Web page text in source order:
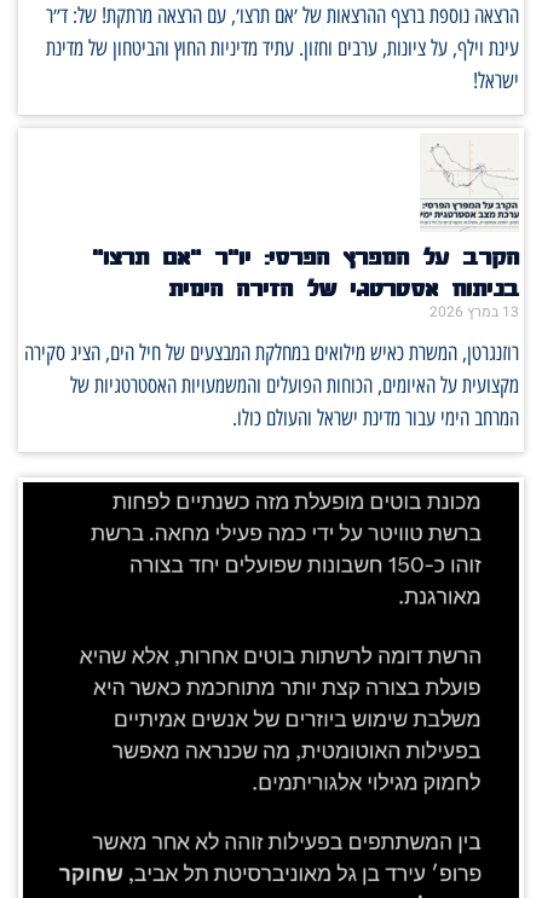
הרצאה נוספת ברצף ההרצאות של ׳אם תרצו׳, עם הרצאה מרתקת! של: ד״ר
עינת וילף, על ציונות, ערבים וחזון. עתיד מדיניות החוץ והביטחון של מדינת
ישראל!
הקרב על המפרץ הפרסי: יו"ר "אם תרצו"
בניתוח אסטרטגי של הזירה הימית
13 במרץ 2026
רוזנגרטן, המשרת כאיש מילואים במחלקת המבצעים של חיל הים, הציג סקירה
מקצועית על האיומים, הכוחות הפועלים והמשמעויות האסטרטגיות של
המרחב הימי עבור מדינת ישראל והעולם כולו.